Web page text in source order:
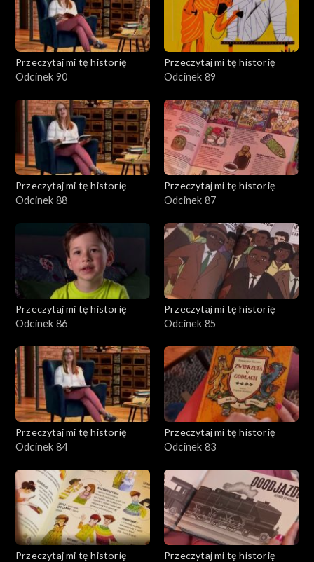
Przeczytaj mi tę historię
Odcinek 90
Przeczytaj mi tę historię
Odcinek 89
Przeczytaj mi tę historię
Odcinek 88
Przeczytaj mi tę historię
Odcinek 87
Przeczytaj mi tę historię
Odcinek 86
Przeczytaj mi tę historię
Odcinek 85
Przeczytaj mi tę historię
Odcinek 84
Przeczytaj mi tę historię
Odcinek 83
Przeczytaj mi tę historię
Przeczytaj mi tę historię